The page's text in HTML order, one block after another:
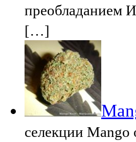
преобладанием
[…]
селекции Mango